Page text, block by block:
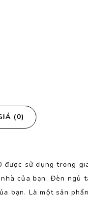
(0)
được sử dụng trong
của bạn. Đèn ngủ
bạn. Là một sản